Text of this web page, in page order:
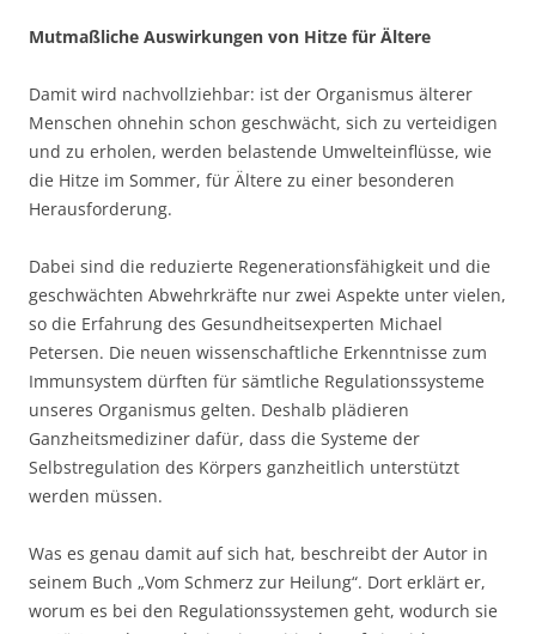
Mutmaßliche Auswirkungen von Hitze für Ältere
Damit wird nachvollziehbar: ist der Organismus älterer
Menschen ohnehin schon geschwächt, sich zu verteidigen
und zu erholen, werden belastende Umwelteinflüsse, wie
die Hitze im Sommer, für Ältere zu einer besonderen
Herausforderung.
Dabei sind die reduzierte Regenerationsfähigkeit und die
geschwächten Abwehrkräfte nur zwei Aspekte unter vielen,
so die Erfahrung des Gesundheitsexperten Michael
Petersen. Die neuen wissenschaftliche Erkenntnisse zum
Immunsystem dürften für sämtliche Regulationssysteme
unseres Organismus gelten. Deshalb plädieren
Ganzheitsmediziner dafür, dass die Systeme der
Selbstregulation des Körpers ganzheitlich unterstützt
werden müssen.
Was es genau damit auf sich hat, beschreibt der Autor in
seinem Buch „Vom Schmerz zur Heilung“. Dort erklärt er,
worum es bei den Regulationssystemen geht, wodurch sie